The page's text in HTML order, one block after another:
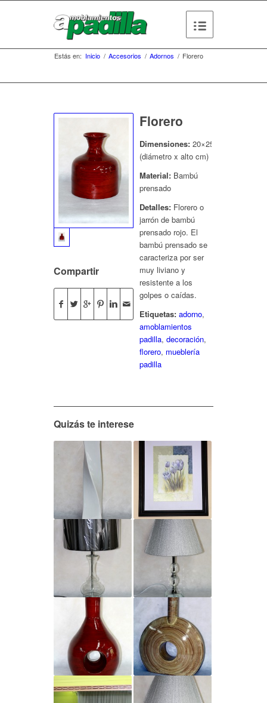
Estás en: Inicio / Accesorios / Adornos / Florero
Compartir
Florero
Dimensiones: 20×25
(diámetro x alto cm)
Material: Bambú
prensado
Detalles: Florero o
jarrón de bambú
prensado rojo. El
bambú prensado se
caracteriza por ser
muy liviano y
resistente a los
golpes o caídas.
Etiquetas: adorno,
amoblamientos
padilla, decoración,
florero, mueblería
padilla
Quizás te interese